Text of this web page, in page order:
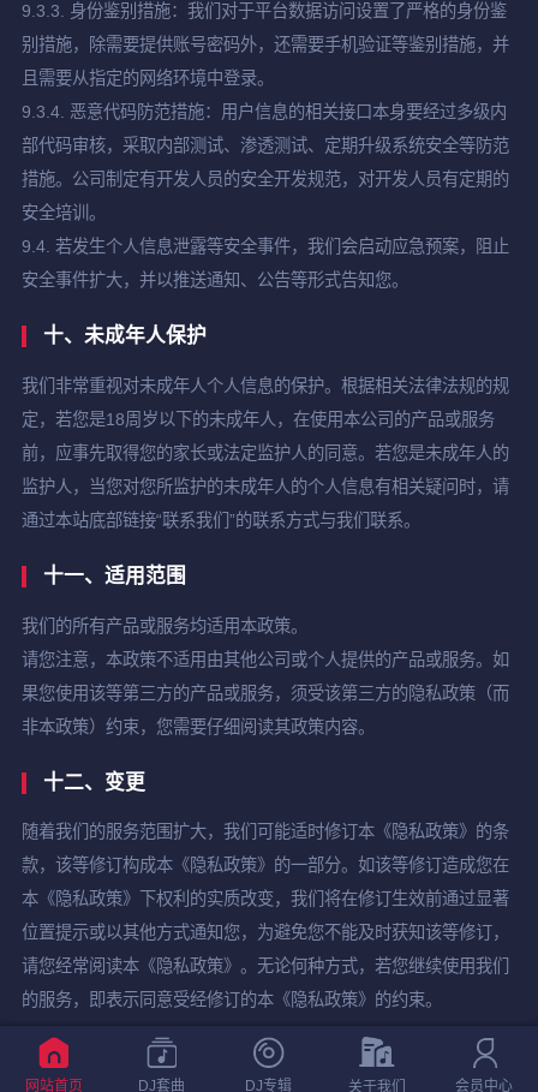
9.3.3. 身份鉴别措施：我们对于平台数据访问设置了严格的身份鉴
别措施，除需要提供账号密码外，还需要手机验证等鉴别措施，并
且需要从指定的网络环境中登录。
9.3.4. 恶意代码防范措施：用户信息的相关接口本身要经过多级内
部代码审核，采取内部测试、渗透测试、定期升级系统安全等防范
措施。公司制定有开发人员的安全开发规范，对开发人员有定期的
安全培训。
9.4. 若发生个人信息泄露等安全事件，我们会启动应急预案，阻止
安全事件扩大，并以推送通知、公告等形式告知您。
十、未成年人保护
我们非常重视对未成年人个人信息的保护。根据相关法律法规的规
定，若您是18周岁以下的未成年人，在使用本公司的产品或服务
前，应事先取得您的家长或法定监护人的同意。若您是未成年人的
监护人，当您对您所监护的未成年人的个人信息有相关疑问时，请
通过本站底部链接“联系我们”的联系方式与我们联系。
十一、适用范围
我们的所有产品或服务均适用本政策。
请您注意，本政策不适用由其他公司或个人提供的产品或服务。如
果您使用该等第三方的产品或服务，须受该第三方的隐私政策（而
非本政策）约束，您需要仔细阅读其政策内容。
十二、变更
随着我们的服务范围扩大，我们可能适时修订本《隐私政策》的条
款，该等修订构成本《隐私政策》的一部分。如该等修订造成您在
本《隐私政策》下权利的实质改变，我们将在修订生效前通过显著
位置提示或以其他方式通知您，为避免您不能及时获知该等修订，
请您经常阅读本《隐私政策》。无论何种方式，若您继续使用我们
的服务，即表示同意受经修订的本《隐私政策》的约束。
生效日期：2008年06月16日
网站首页 DJ套曲 DJ专辑 关于我们 会员中心